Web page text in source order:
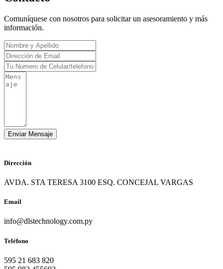
Comuníquese con nosotros para solicitar un asesoramiento y más
información.
Dirección
AVDA. STA TERESA 3100 ESQ. CONCEJAL VARGAS
Email
info@dlstechnology.com.py
Teléfono
595 21 683 820